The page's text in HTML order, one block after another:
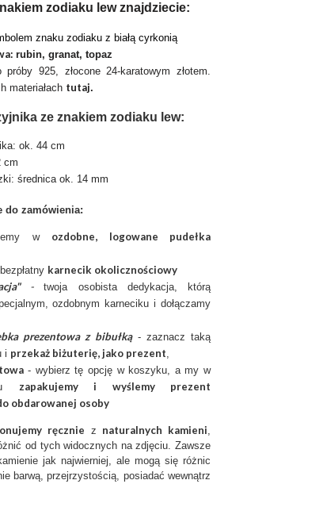
zodiaku lew znajdziecie:
znaku zodiaku z białą cyrkonią
rubin, granat, topaz
925, złocone 24-karatowym złotem.
materiałach tutaj.
ze znakiem zodiaku lew:
ok. 44 cm
cm
średnica ok. 14 mm
do zamówienia:
w ozdobne, logowane pudełka
karnecik okolicznościowy
-twoja osobista dedykacja, którą
ozdobnym karneciku i dołączamy
prezentowa z bibułką- zaznacz taką
i przekaż biżuterię, jako prezent,
a- wybierz tę opcję w koszyku, a my w
zapakujemy i wyślemy prezent
obdarowanej osoby
ręcznie z naturalnych kamieni,
od tych widocznych na zdjęciu. Zawsze
jak najwierniej, ale mogą się różnic
barwą, przejrzystością, posiadać wewnątrz